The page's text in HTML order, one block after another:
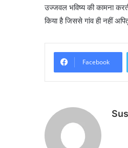
उज्जवल भविष्य की कामना
किया है जिससे गांव ही नहीं
Facebook